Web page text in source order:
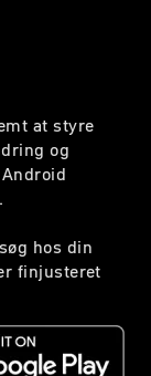
at styre
og
hos din
finjusteret